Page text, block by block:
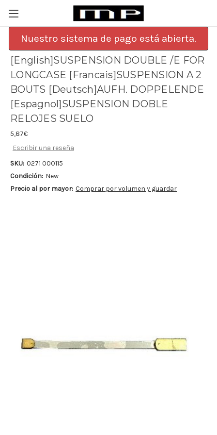
Nuestro sistema de pago está abierta.
[English]SUSPENSION DOUBLE /E FOR
LONGCASE [Francais]SUSPENSION A 2
BOUTS [Deutsch]AUFH. DOPPELENDE
[Espagnol]SUSPENSION DOBLE
RELOJES SUELO
5,87€
Escribir una reseña
SKU: 0271 000115
Condición: New
Precio al por mayor: Comprar por volumen y guardar